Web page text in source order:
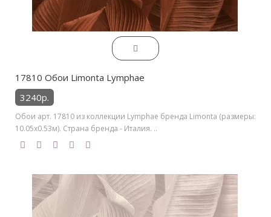
17810 Обои Limonta Lymphae
3240р.
Обои арт. 17810 из коллекции Lymphae бренда Limonta (размеры:
10.05х0.53м). Страна бренда - Италия. ..